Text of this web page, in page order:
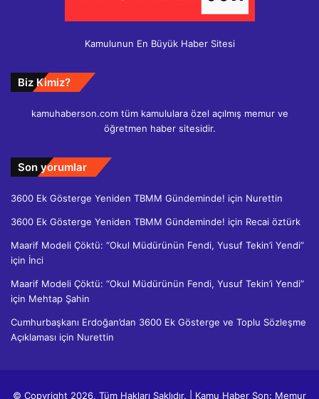
Kamulunun En Büyük Haber Sitesi
Biz Kimiz?
kamuhaberson.com tüm kamululara özel açılmış memur ve
öğretmen haber sitesidir.
Son yorumlar
3600 Ek Gösterge Yeniden TBMM Gündeminde! için Nurettin
3600 Ek Gösterge Yeniden TBMM Gündeminde! için Recai öztürk
Maarif Modeli Çöktü: “Okul Müdürünün Fendi, Yusuf Tekin’i Yendi”
için İnci
Maarif Modeli Çöktü: “Okul Müdürünün Fendi, Yusuf Tekin’i Yendi”
için Mehtap Şahin
Cumhurbaşkanı Erdoğan’dan 3600 Ek Gösterge ve Toplu Sözleşme
Açıklaması için Nurettin
© Copyright 2026, Tüm Hakları Saklıdır. | Kamu Haber Son: Memur